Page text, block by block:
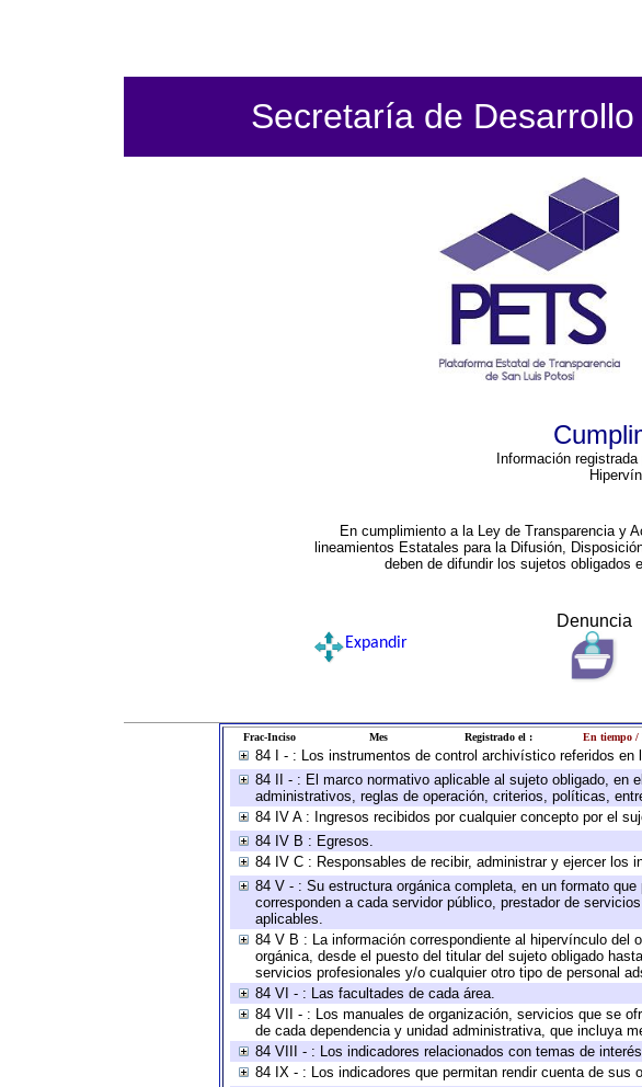
Secretaría de
Información
En cumplimiento a la Ley de Transparencia y
lineamientos Estatales para la Difusión,
deben de difundir los sujetos obligados
Denuncia
Expandir
Frac-Inciso Mes Registrado el : En tiempo /
84 I - : Los instrumentos de control archivístico referidos
84 II - : El marco normativo aplicable al sujeto obligado, en
administrativos, reglas de operación, criterios, políticas,
84 IV A : Ingresos recibidos por cualquier concepto por el
84 IV B : Egresos.
84 IV C : Responsables de recibir, administrar y ejercer los
84 V - : Su estructura orgánica completa, en un formato
corresponden a cada servidor público, prestador de
aplicables.
84 V B : La información correspondiente al hipervínculo del
orgánica, desde el puesto del titular del sujeto obligado
servicios profesionales y/o cualquier otro tipo de personal
84 VI - : Las facultades de cada área.
84 VII - : Los manuales de organización, servicios que se
de cada dependencia y unidad administrativa, que incluya
84 VIII - : Los indicadores relacionados con temas de
84 IX - : Los indicadores que permitan rendir cuenta de sus